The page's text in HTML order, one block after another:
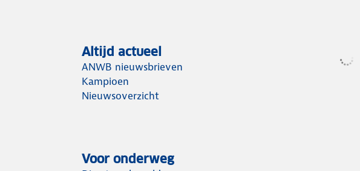
Altijd actueel
ANWB nieuwsbrieven
Kampioen
Nieuwsoverzicht
Voor onderweg